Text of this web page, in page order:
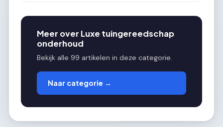
Meer over Luxe tuingereedschap
onderhoud
Bekijk alle 99 artikelen in deze categorie.
Naar categorie →